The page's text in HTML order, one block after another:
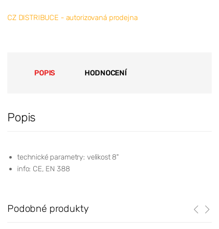
CZ DISTRIBUCE - autorizovaná prodejna
POPIS HODNOCENÍ
Popis
technické parametry: velikost 8"
info: CE, EN 388
Podobné produkty